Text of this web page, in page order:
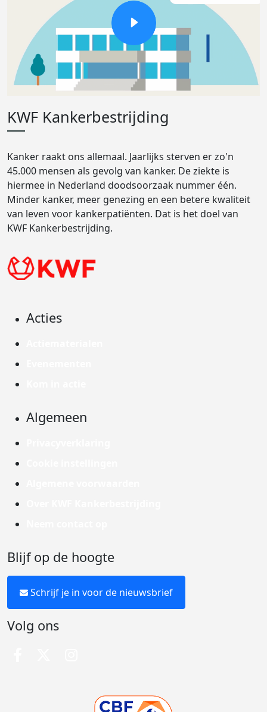
KWF Kankerbestrijding
Kanker raakt ons allemaal. Jaarlijks sterven er zo'n
45.000 mensen als gevolg van kanker. De ziekte is
hiermee in Nederland doodsoorzaak nummer één.
Minder kanker, meer genezing en een betere kwaliteit
van leven voor kankerpatiënten. Dat is het doel van
KWF Kankerbestrijding.
Acties
Algemeen
Blijf op de hoogte
Schrijf je in voor de nieuwsbrief
Volg ons